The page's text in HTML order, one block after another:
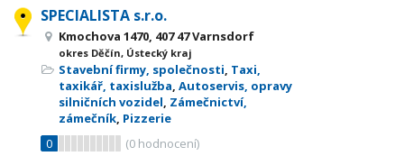
SPECIALISTA s.r.o.
Kmochova 1470, 407 47 Varnsdorf
okres Děčín, Ústecký kraj
Stavební firmy, společnosti, Taxi,
taxikář, taxislužba, Autoservis, opravy
silničních vozidel, Zámečnictví,
zámečník, Pizzerie
0
(0 hodnocení)